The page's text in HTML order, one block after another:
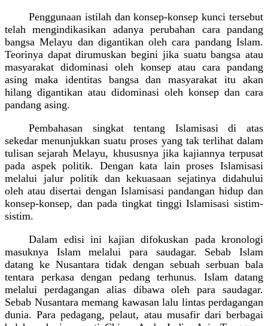
Penggunaan istilah dan konsep-konsep kunci tersebut
telah mengindikasikan adanya perubahan cara pandang
bangsa Melayu dan digantikan oleh cara pandang Islam.
Teorinya dapat dirumuskan begini jika suatu bangsa atau
masyarakat didominasi oleh konsep atau cara pandang
asing maka identitas bangsa dan masyarakat itu akan
hilang digantikan atau didominasi oleh konsep dan cara
pandang asing.
Pembahasan singkat tentang Islamisasi di atas
sekedar menunjukkan suatu proses yang tak terlihat dalam
tulisan sejarah Melayu, khususnya jika kajiannya terpusat
pada aspek politik. Dengan kata lain proses Islamisasi
melalui jalur politik dan kekuasaan sejatinya didahului
oleh atau disertai dengan Islamisasi pandangan hidup dan
konsep-konsep, dan pada tingkat tinggi Islamisasi sistim-
sistim.
Dalam edisi ini kajian difokuskan pada kronologi
masuknya Islam melalui para saudagar. Sebab Islam
datang ke Nusantara tidak dengan sebuah serbuan bala
tentara perkasa dengan pedang terhunus. Islam datang
melalui perdagangan alias dibawa oleh para saudagar.
Sebab Nusantara memang kawasan lalu lintas perdagangan
dunia. Para pedagang, pelaut, atau musafir dari berbagai